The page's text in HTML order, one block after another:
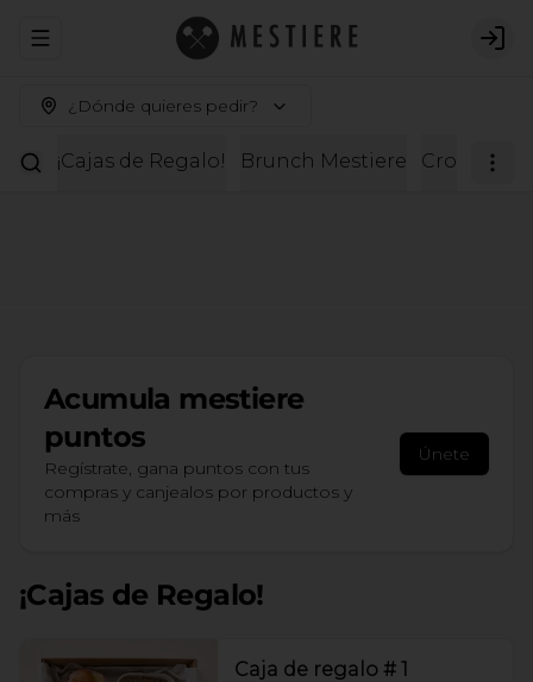
Abrir menu de navegación
¿Dónde quieres pedir?
¡Cajas de Regalo! Brunch Mestiere
Acumula mestiere
puntos
Regístrate, gana puntos con tus
compras y canjealos por productos y
más
Únete
¡Cajas de Regalo!
Caja de regalo # 1